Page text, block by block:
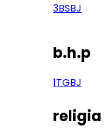
3BSBJ
b.h.p
1TGBJ
religia